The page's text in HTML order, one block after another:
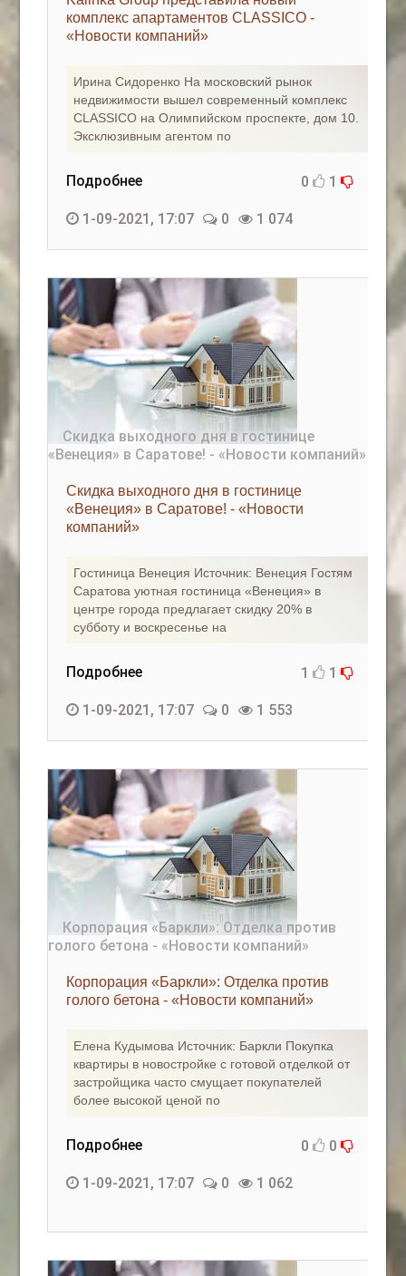
комплекс апартаментов CLASSICO -
«Новости компаний»
Ирина Сидоренко На московский рынок
недвижимости вышел современный комплекс
CLASSICO на Олимпийском проспекте, дом 10.
Эксклюзивным агентом по
Подробнее 0 1
1-09-2021, 17:07 0 1 074
Скидка выходного дня в гостинице
«Венеция» в Саратове! - «Новости
компаний»
Гостиница Венеция Источник: Венеция Гостям
Саратова уютная гостиница «Венеция» в
центре города предлагает скидку 20% в
субботу и воскресенье на
Подробнее 1 1
1-09-2021, 17:07 0 1 553
Корпорация «Баркли»: Отделка против
голого бетона - «Новости компаний»
Елена Кудымова Источник: Баркли Покупка
квартиры в новостройке с готовой отделкой от
застройщика часто смущает покупателей
более высокой ценой по
Подробнее 0 0
1-09-2021, 17:07 0 1 062